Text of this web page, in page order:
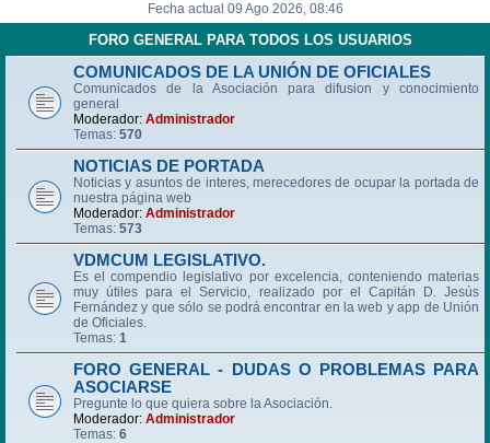
c
Fecha actual 09 Ago 2026, 08:46
FORO GENERAL PARA TODOS LOS USUARIOS
COMUNICADOS DE LA UNIÓN DE OFICIALES
Comunicados de la Asociación para difusion y conocimiento
general
Moderador: Administrador
Temas: 570
NOTICIAS DE PORTADA
Noticias y asuntos de interes, merecedores de ocupar la portada de
nuestra página web
Moderador: Administrador
Temas: 573
VDMCUM LEGISLATIVO.
Es el compendio legislativo por excelencia, conteniendo materias
muy útiles para el Servicio, realizado por el Capitán D. Jesús
Fernández y que sólo se podrá encontrar en la web y app de Unión
de Oficiales.
Temas: 1
FORO GENERAL - DUDAS O PROBLEMAS PARA
ASOCIARSE
Pregunte lo que quiera sobre la Asociación.
Moderador: Administrador
Temas: 6